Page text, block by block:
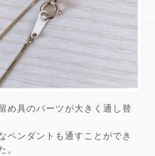
め具のパーツが大きく通し替
ペンダントも通すことができ
。